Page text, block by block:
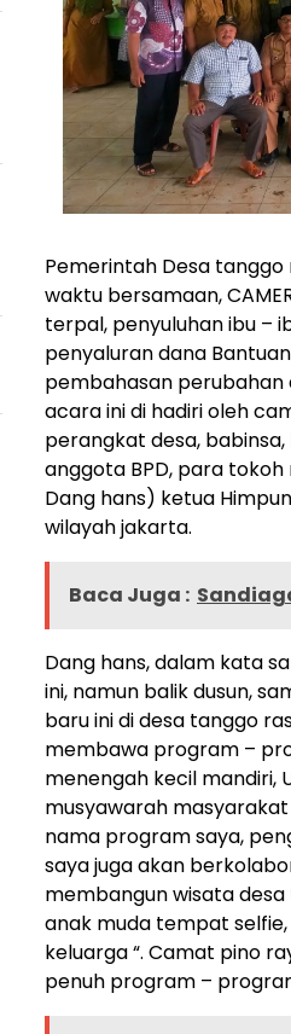
Pemerintah Desa
waktu bersamaan,
terpal, penyuluhan ibu –
penyaluran dana
pembahasan perubahan
acara ini di hadiri oleh
perangkat desa,
anggota BPD, para
Dang hans) ketua
wilayah jakarta.
Baca Juga :
Dang hans, dalam kata
ini, namun balik dusun,
baru ini di desa tanggo
membawa program –
menengah kecil mandiri,
musyawarah
nama program saya,
saya juga akan
membangun wisata
anak muda tempat
keluarga “. Camat pino
penuh program –